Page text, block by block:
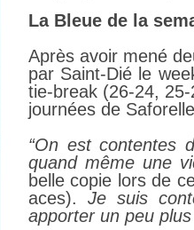
La Bleue de la
Après avoir mené
par Saint-Dié le
tie-break (26-24,
journées de
“On est contentes
quand même une
belle copie lors de
aces). Je suis
apporter un peu